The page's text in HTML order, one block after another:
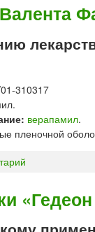
310317
верапамил.
пленочной
«Гедеон